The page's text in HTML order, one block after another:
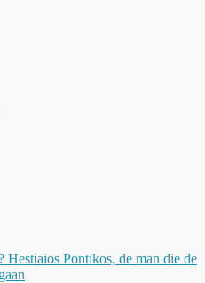
Hestiaios Pontikos, de man die de